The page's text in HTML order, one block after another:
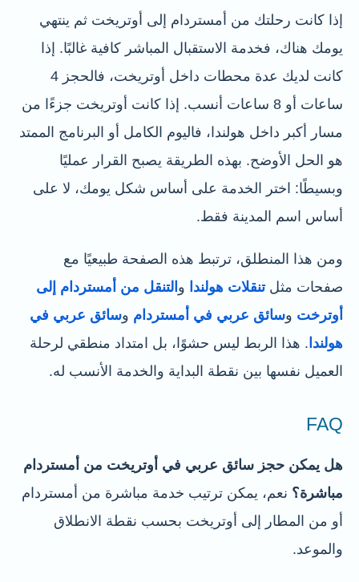
إذا كانت رحلتك من أمستردام إلى أوتريخت ثم ينتهي
يومك هناك، فخدمة الاستقبال المباشر كافية غالبًا. إذا
كانت لديك عدة محطات داخل أوتريخت، فالحجز 4
ساعات أو 8 ساعات أنسب. إذا كانت أوتريخت جزءًا من
مسار أكبر داخل هولندا، فاليوم الكامل أو البرنامج الممتد
هو الحل الأوضح. بهذه الطريقة يصبح القرار عمليًا
وبسيطًا: اختر الخدمة على أساس شكل يومك، لا على
أساس اسم المدينة فقط.
ومن هذا المنطلق، ترتبط هذه الصفحة طبيعيًا مع
صفحات مثلتنقلات هولندا و التنقل من أمستردام إلى
أوترخت وسائق عربي في أمستردام وسائق عربي في
هولندا . هذا الربط ليس حشوًا، بل امتداد منطقي لرحلة
العميل نفسها بين نقطة البداية والخدمة الأنسب له.
FAQ
هل يمكن حجز سائق عربي في أوتريخت من أمستردام
مباشرة؟ نعم، يمكن ترتيب خدمة مباشرة من أمستردام
أو من المطار إلى أوتريخت بحسب نقطة الانطلاق
والموعد.